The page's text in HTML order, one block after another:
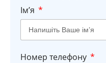
Імʼя
Номер телефону